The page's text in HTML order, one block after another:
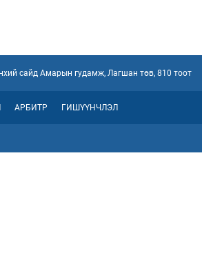
сайд Амарын гудамж, Лагшан төв, 810 тоот
АРБИТР ГИШҮҮНЧЛЭЛ